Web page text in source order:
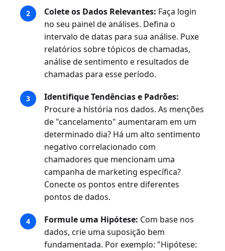
Colete os Dados Relevantes: Faça login
no seu painel de análises. Defina o
intervalo de datas para sua análise. Puxe
relatórios sobre tópicos de chamadas,
análise de sentimento e resultados de
chamadas para esse período.
Identifique Tendências e Padrões:
Procure a história nos dados. As menções
de "cancelamento" aumentaram em um
determinado dia? Há um alto sentimento
negativo correlacionado com
chamadores que mencionam uma
campanha de marketing específica?
Conecte os pontos entre diferentes
pontos de dados.
Formule uma Hipótese: Com base nos
dados, crie uma suposição bem
fundamentada. Por exemplo: "Hipótese: